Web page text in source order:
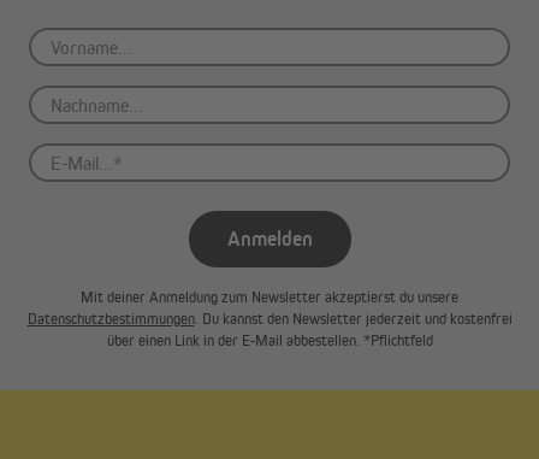
Anmelden
Mit deiner Anmeldung zum Newsletter akzeptierst du unsere
Datenschutzbestimmungen. Du kannst den Newsletter jederzeit und kostenfrei
über einen Link in der E-Mail abbestellen. *Pflichtfeld